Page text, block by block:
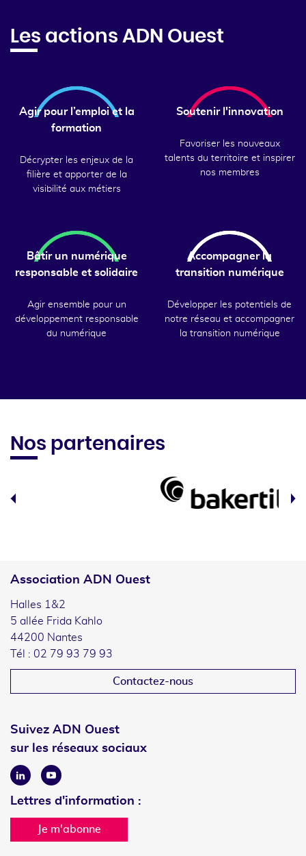
Les actions ADN Ouest
Agir pour l’emploi et la
formation
Décrypter les enjeux de la
filière et apporter de la
visibilité aux métiers
Soutenir l'innovation
Favoriser les nouveaux
talents du territoire et inspirer
nos membres
Bâtir un numérique
responsable et solidaire
Agir ensemble pour un
développement responsable
du numérique
Accompagner la
transition numérique
Développer les potentiels de
notre réseau et accompagner
la transition numérique
Nos partenaires
Association ADN Ouest
Halles 1&2
5 allée Frida Kahlo
44200 Nantes
Tél : 02 79 93 79 93
Contactez-nous
Suivez ADN Ouest
sur les réseaux sociaux
LinkedinYoutube
Lettres d'information :
Je m'abonne